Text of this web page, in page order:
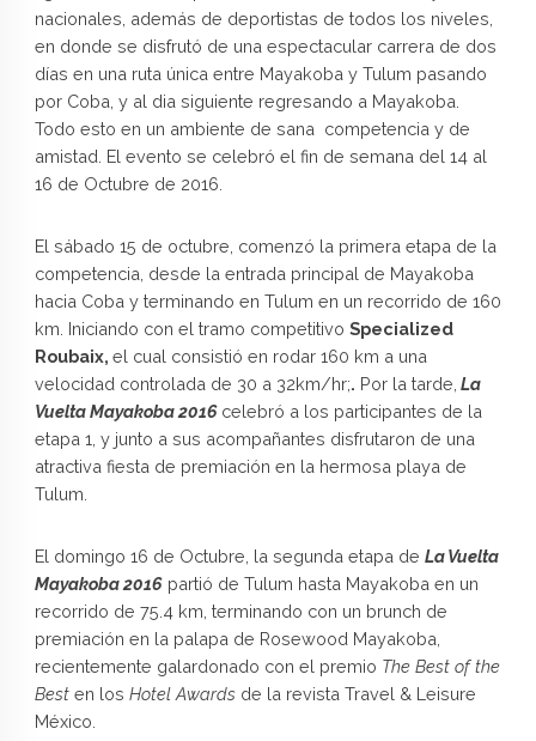
nacionales, además de deportistas de todos los niveles,
en donde se disfrutó de una espectacular carrera de dos
días en una ruta única entre Mayakoba y Tulum pasando
por Coba, y al dia siguiente regresando a Mayakoba.
Todo esto en un ambiente de sana competencia y de
amistad. El evento se celebró el fin de semana del 14 al
16 de Octubre de 2016.
El sábado 15 de octubre, comenzó la primera etapa de la
competencia, desde la entrada principal de Mayakoba
hacia Coba y terminando en Tulum en un recorrido de 160
km. Iniciando con el tramo competitivo Specialized
Roubaix, el cual consistió en rodar 160 km a una
velocidad controlada de 30 a 32km/hr;. Por la tarde, La
Vuelta Mayakoba 2016 celebró a los participantes de la
etapa 1, y junto a sus acompañantes disfrutaron de una
atractiva fiesta de premiación en la hermosa playa de
Tulum.
El domingo 16 de Octubre, la segunda etapa de La Vuelta
Mayakoba 2016partió de Tulum hasta Mayakoba en un
recorrido de 75.4 km, terminando con un brunch de
premiación en la palapa de Rosewood Mayakoba,
recientemente galardonado con el premio The Best of the
Besten los Hotel Awardsde la revista Travel & Leisure
México.